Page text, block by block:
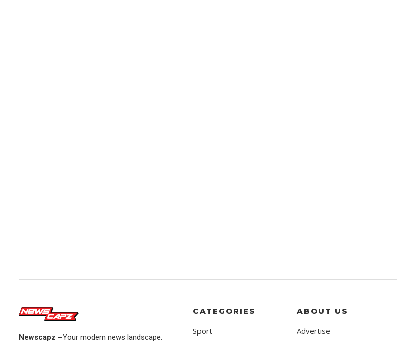
Newscapz –Your modern news landscape.
CATEGORIES
Sport
ABOUT US
Advertise